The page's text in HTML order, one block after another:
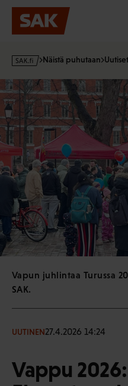
Hyppää
sisältöön
s
k
f
i
Näistä puhutaan Uutiset
Vapun juhlintaa Turussa
SAK.
UUTINEN27.4.2026 14:24
Vappu